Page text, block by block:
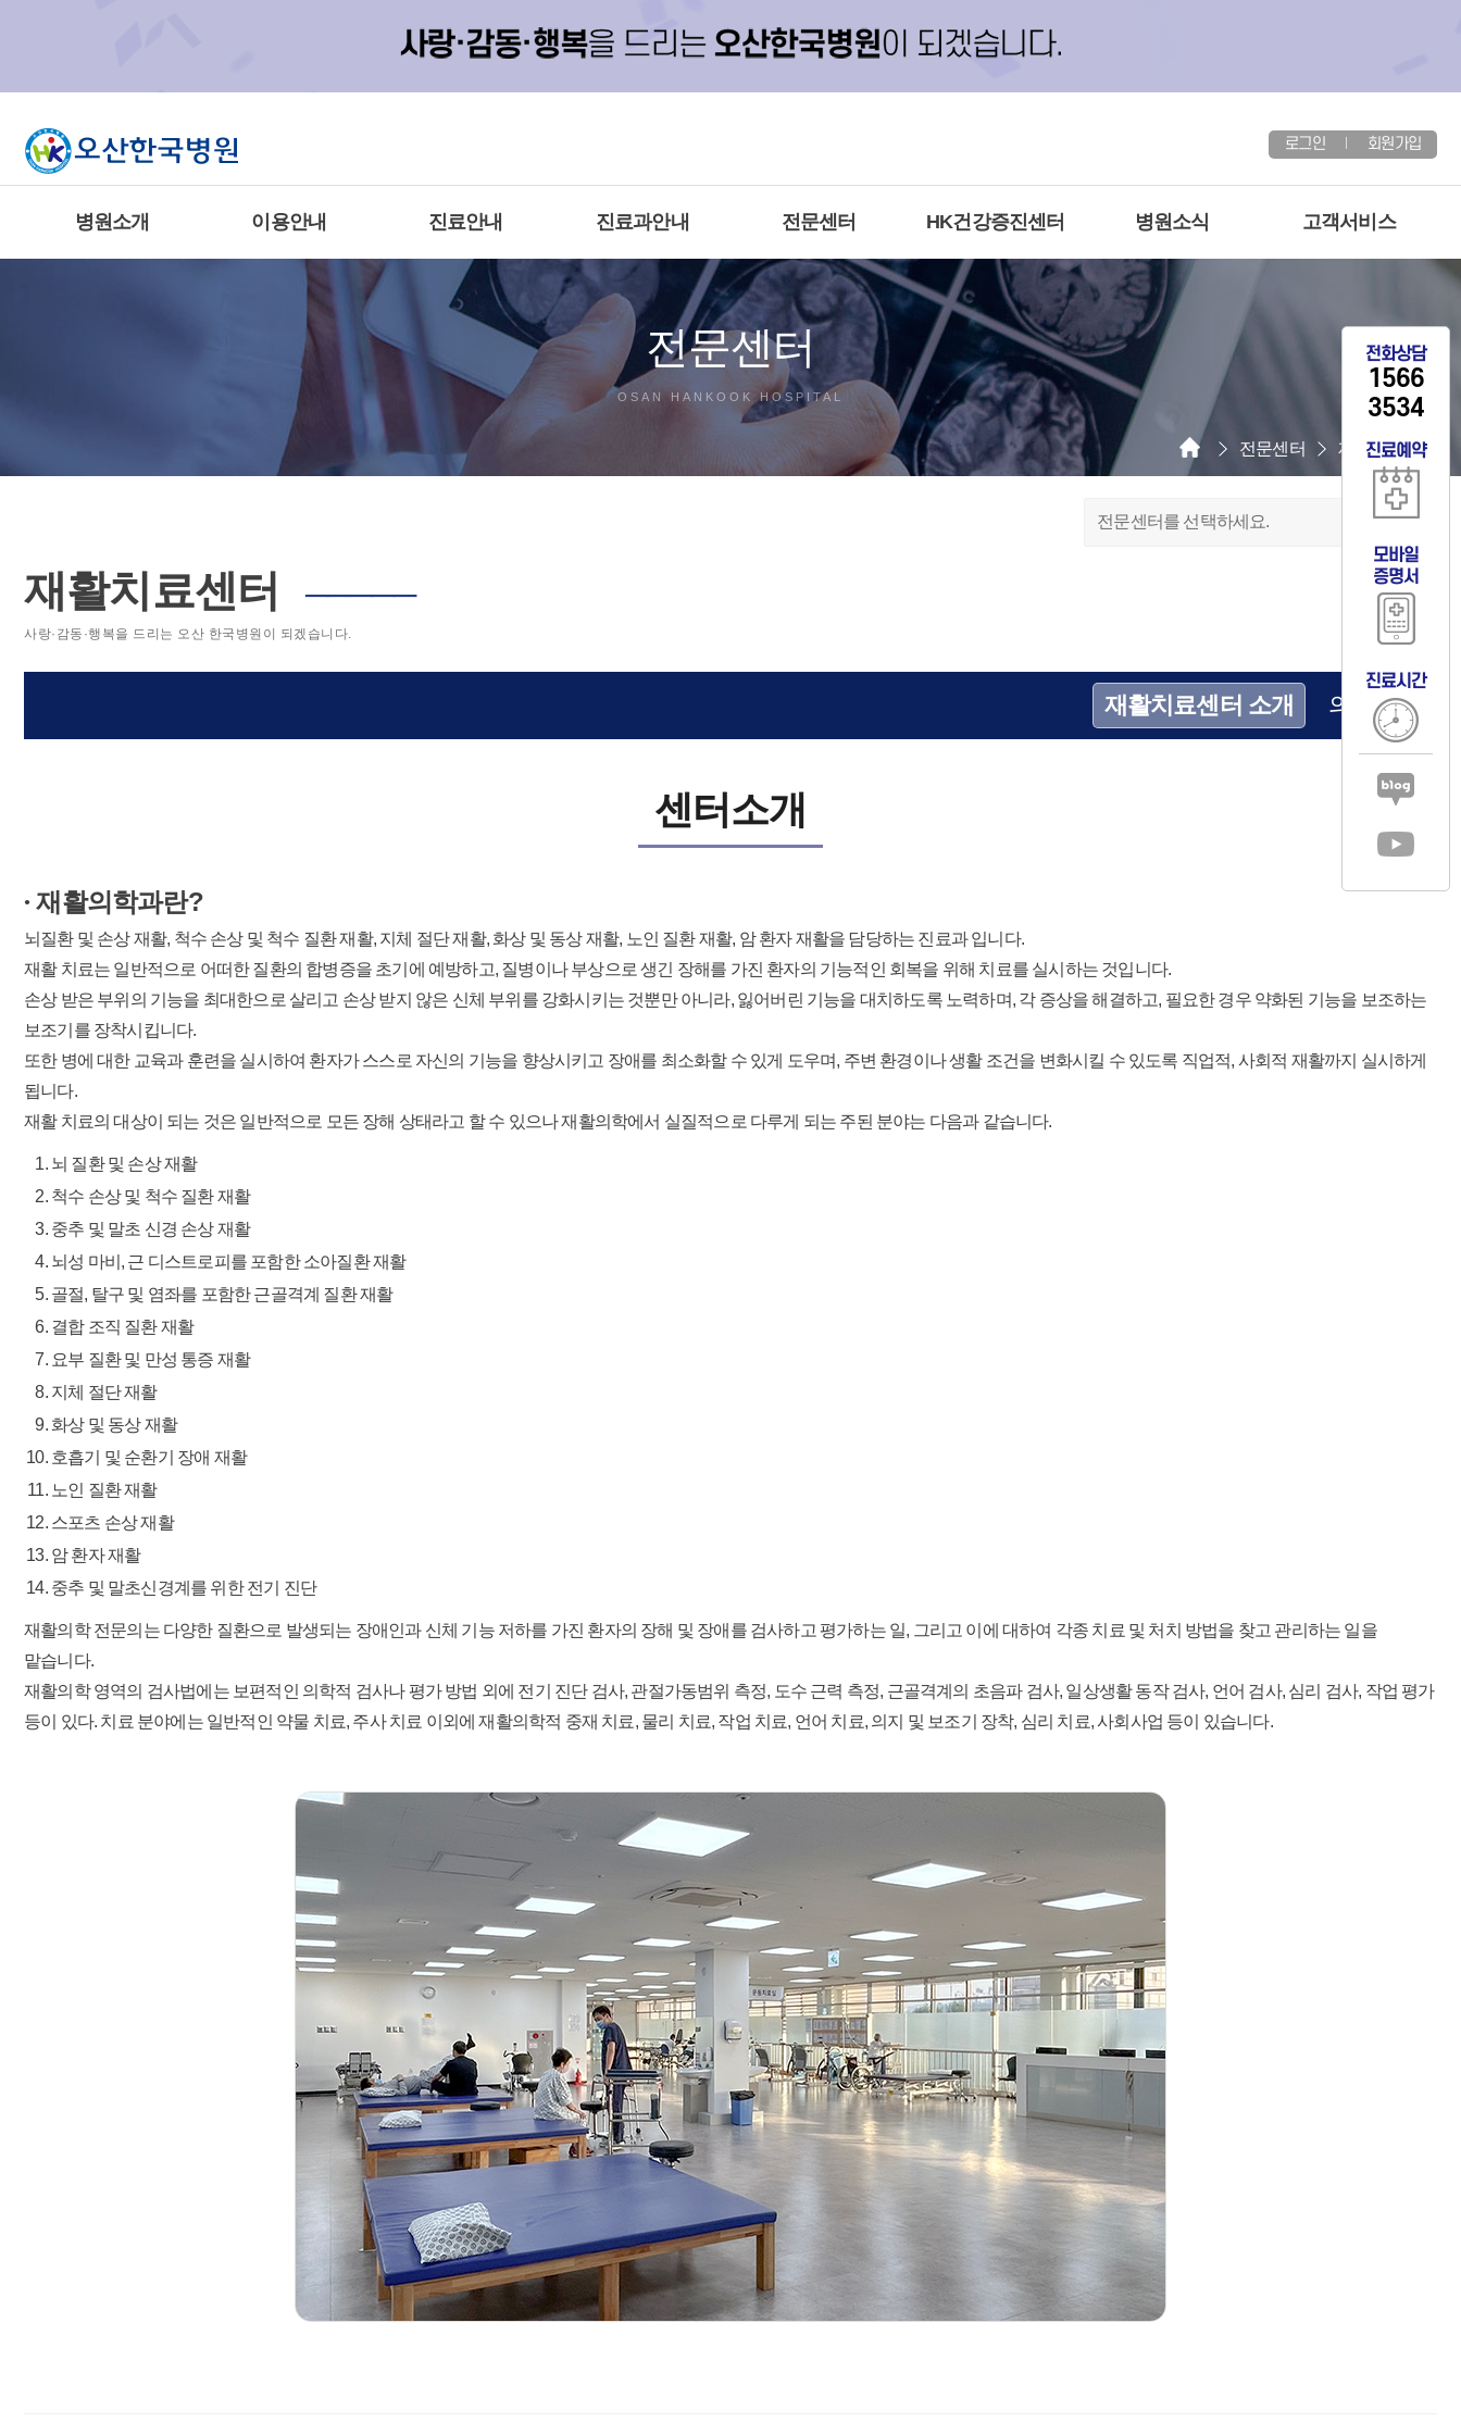
전화상담
1566
3534
진료예약
모바일
증명서
진료시간
로그인 회원가입
병원소개 이용안내 진료안내 진료과안내 전문센터 HK건강증진센터 병원소식 고객서비스
전문센터
OSAN HANKOOK HOSPITAL
전문센터 재활치료센터
전문센터를 선택하세요.
재활치료센터 ─────
사랑·감동·행복을 드리는 오산 한국병원이 되겠습니다.
재활치료센터 소개 의료진
센터소개
● 재활의학과란?
뇌질환 및 손상 재활, 척수 손상 및 척수 질환 재활, 지체 절단 재활, 화상 및 동상 재활, 노인 질환 재활, 암 환자 재활을 담당하는 진료과 입니다.
재활 치료는 일반적으로 어떠한 질환의 합병증을 초기에 예방하고, 질병이나 부상으로 생긴 장해를 가진 환자의 기능적인 회복을 위해 치료를 실시하는 것입니다.
손상 받은 부위의 기능을 최대한으로 살리고 손상 받지 않은 신체 부위를 강화시키는 것뿐만 아니라, 잃어버린 기능을 대치하도록 노력하며, 각 증상을 해결하고, 필요한 경우 약화된 기능을 보조하는
보조기를 장착시킵니다.
또한 병에 대한 교육과 훈련을 실시하여 환자가 스스로 자신의 기능을 향상시키고 장애를 최소화할 수 있게 도우며, 주변 환경이나 생활 조건을 변화시킬 수 있도록 직업적, 사회적 재활까지 실시하게
됩니다.
재활 치료의 대상이 되는 것은 일반적으로 모든 장해 상태라고 할 수 있으나 재활의학에서 실질적으로 다루게 되는 주된 분야는 다음과 같습니다.
뇌 질환 및 손상 재활
척수 손상 및 척수 질환 재활
중추 및 말초 신경 손상 재활
뇌성 마비, 근 디스트로피를 포함한 소아질환 재활
골절, 탈구 및 염좌를 포함한 근골격계 질환 재활
결합 조직 질환 재활
요부 질환 및 만성 통증 재활
지체 절단 재활
화상 및 동상 재활
호흡기 및 순환기 장애 재활
노인 질환 재활
스포츠 손상 재활
암 환자 재활
중추 및 말초신경계를 위한 전기 진단
재활의학 전문의는 다양한 질환으로 발생되는 장애인과 신체 기능 저하를 가진 환자의 장해 및 장애를 검사하고 평가하는 일, 그리고 이에 대하여 각종 치료 및 처치 방법을 찾고 관리하는 일을
맡습니다.
재활의학 영역의 검사법에는 보편적인 의학적 검사나 평가 방법 외에 전기 진단 검사, 관절가동범위 측정, 도수 근력 측정, 근골격계의 초음파 검사, 일상생활 동작 검사, 언어 검사, 심리 검사, 작업 평가
등이 있다. 치료 분야에는 일반적인 약물 치료, 주사 치료 이외에 재활의학적 중재 치료, 물리 치료, 작업 치료, 언어 치료, 의지 및 보조기 장착, 심리 치료, 사회사업 등이 있습니다.